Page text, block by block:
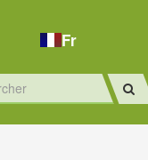
Fr